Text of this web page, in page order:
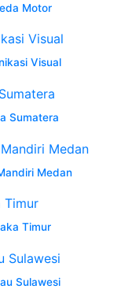
Motor
Visual
Sumatera
Medan
Timur
Sulawesi